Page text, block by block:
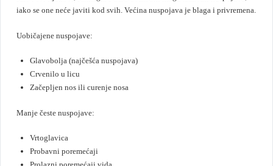
iako se one neće javiti kod svih. Većina nuspojava je blaga i privremena.
Uobičajene nuspojave:
Glavobolja (najčešća nuspojava)
Crvenilo u licu
Začepljen nos ili curenje nosa
Manje česte nuspojave:
Vrtoglavica
Probavni poremećaji